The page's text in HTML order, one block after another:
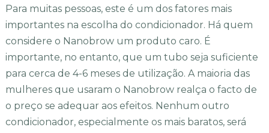
Para muitas pessoas, este é um dos fatores mais
importantes na escolha do condicionador. Há quem
considere o Nanobrow um produto caro. É
importante, no entanto, que um tubo seja suficiente
para cerca de 4-6 meses de utilização. A maioria das
mulheres que usaram o Nanobrow realça o facto de
o preço se adequar aos efeitos. Nenhum outro
condicionador, especialmente os mais baratos, será